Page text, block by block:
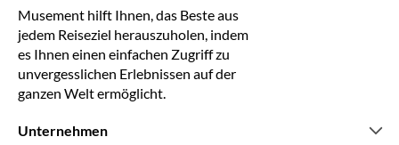
Musement hilft Ihnen, das Beste aus
jedem Reiseziel herauszuholen, indem
es Ihnen einen einfachen Zugriff zu
unvergesslichen Erlebnissen auf der
ganzen Welt ermöglicht.
Unternehmen